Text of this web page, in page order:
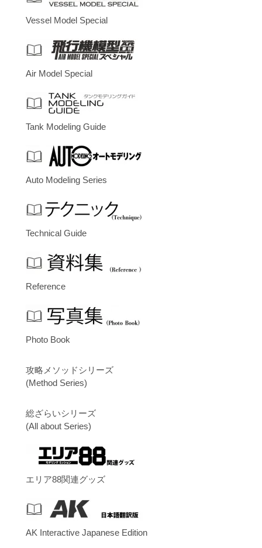
Vessel Model Special
Air Model Special
Tank Modeling Guide
Auto Modeling Series
Technical Guide
Reference
Photo Book
攻略メソッドシリーズ
(Method Series)
総ざらいシリーズ
(All about Series)
エリア88関連グッズ
AK Interactive Japanese Edition